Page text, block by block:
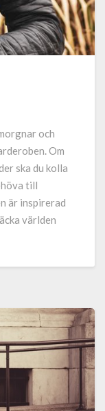
och
Om
ska du kolla
till
är inspirerad
världen